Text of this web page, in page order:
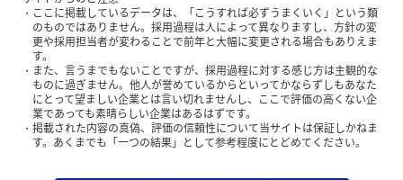
ここに掲載しているデータは、「こうすれば必ずうまくいく」という類
のものではありません。採用過程は人によって異なりますし、方針の変
更や採用担当者が変わることで前年と大幅に変更される場合もありえま
す。
また、言うまでもないことですが、採用過程に対する感じ方は主観的な
ものに過ぎません。他人が誉めているからといってかならずしもあなた
にとって望ましい企業とは言い切れませんし、ここで評価の高くない企
業であっても素晴らしい企業はあるはずです。
掲載された内容の真偽、評価の信頼性について当サイトは保証しかねま
す。あくまでも「一つの結果」として参考程度にとどめてください。